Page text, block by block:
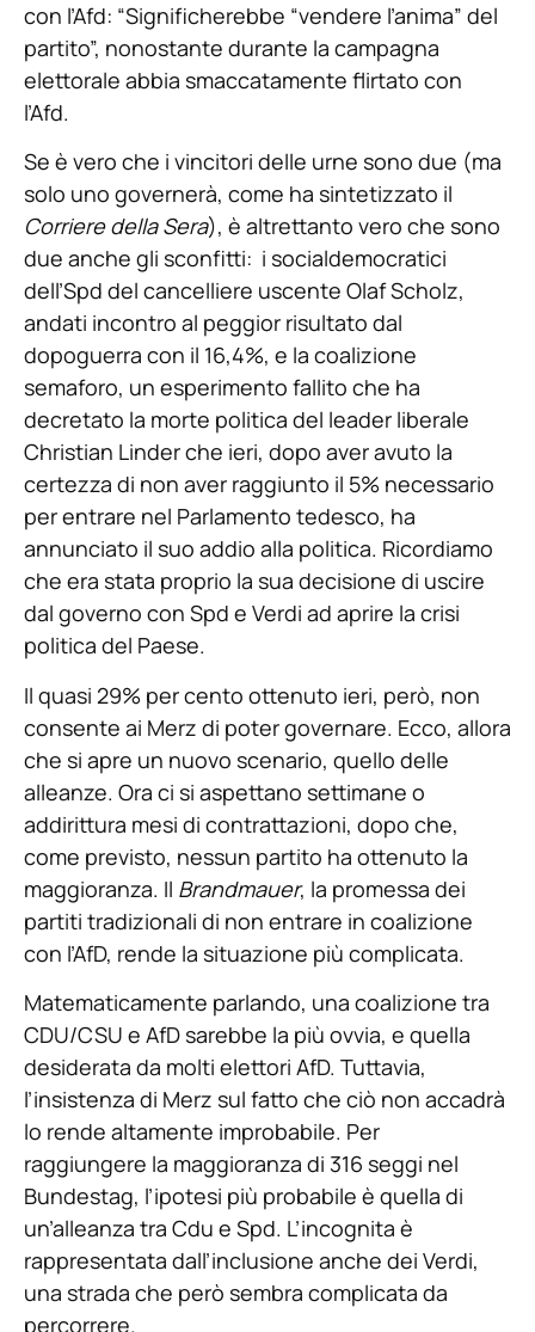
con l’Afd: “Significherebbe “vendere l’anima” del
partito”, nonostante durante la campagna
elettorale abbia smaccatamente flirtato con
l’Afd.
Se è vero che i vincitori delle urne sono due (ma
solo uno governerà, come ha sintetizzato il
Corriere della Sera), è altrettanto vero che sono
due anche gli sconfitti: i socialdemocratici
dell’Spd del cancelliere uscente Olaf Scholz,
andati incontro al peggior risultato dal
dopoguerra con il 16,4%, e la coalizione
semaforo, un esperimento fallito che ha
decretato la morte politica del leader liberale
Christian Linder che ieri, dopo aver avuto la
certezza di non aver raggiunto il 5% necessario
per entrare nel Parlamento tedesco, ha
annunciato il suo addio alla politica. Ricordiamo
che era stata proprio la sua decisione di uscire
dal governo con Spd e Verdi ad aprire la crisi
politica del Paese.
Il quasi 29% per cento ottenuto ieri, però, non
consente ai Merz di poter governare. Ecco, allora
che si apre un nuovo scenario, quello delle
alleanze. Ora ci si aspettano settimane o
addirittura mesi di contrattazioni, dopo che,
come previsto, nessun partito ha ottenuto la
maggioranza. Il Brandmauer, la promessa dei
partiti tradizionali di non entrare in coalizione
con l’AfD, rende la situazione più complicata.
Matematicamente parlando, una coalizione tra
CDU/CSU e AfD sarebbe la più ovvia, e quella
desiderata da molti elettori AfD. Tuttavia,
l’insistenza di Merz sul fatto che ciò non accadrà
lo rende altamente improbabile. Per
raggiungere la maggioranza di 316 seggi nel
Bundestag, l’ipotesi più probabile è quella di
un’alleanza tra Cdu e Spd. L’incognita è
rappresentata dall’inclusione anche dei Verdi,
una strada che però sembra complicata da
percorrere.